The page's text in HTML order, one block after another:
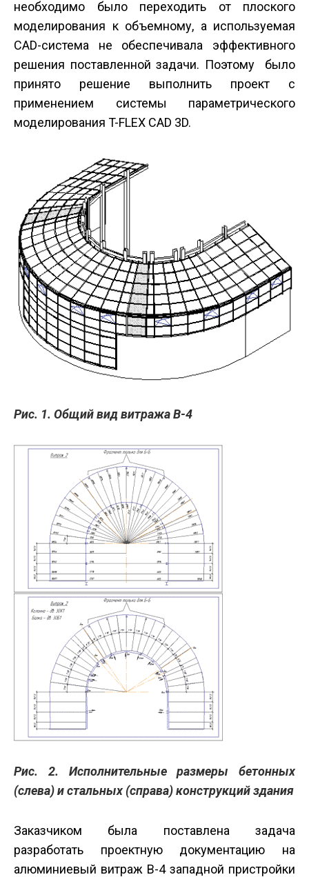
необходимо было переходить от плоского
моделирования к объемному, а используемая
CAD-система не обеспечивала эффективного
решения поставленной задачи. Поэтому было
принято решение выполнить проект с
применением системы параметрического
моделирования T-FLEX CAD 3D.
Рис. 1. Общий вид витража В-4
Рис. 2. Исполнительные размеры бетонных
(слева) и стальных (справа) конструкций здания
Заказчиком была поставлена задача
разработать проектную документацию на
алюминиевый витраж В-4 западной пристройки